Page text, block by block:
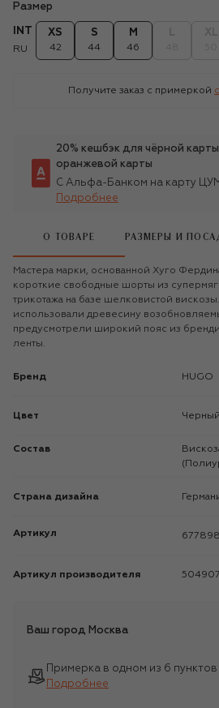
Размер
INT
RU
XS
42
S
44
M
46
Получите заказ с примеркой
20% кешбэк для чёрной
оранжевой карты
С Альфа-Банком на карту
Подробнее
О ТОВАРЕ РАЗМЕРЫ И
Мастера марки, основанной Хуго
короткие свободные шорты из
трикотажа на базе шелковистой
использовали древесину
предусмотрели широкий пояс из
ленты.
Бренд HUGO
Цвет Черный
Состав
Вискоза: 93%; Эластан
Страна дизайна
Артикул
Артикул производителя
Ваш город Москва
Примерка в одном из 6
Подробнее